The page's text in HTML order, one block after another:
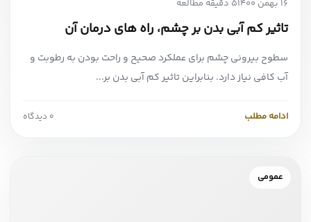
16 بهمن 1400 5 دقیقه مطالعه
تاثیر کم آبی بدن بر چشم، راه های درمان آن
سطوح بیرونی چشم برای عملکرد صحیح و راحت بودن به رطوبت و
آب کافی نیاز دارد. بنابراین تاثیر کم آبی بدن بر...
ادامه مطلب 0 دیدگاه
عمومی